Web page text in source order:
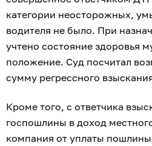
категории неосторожных,
водителя не было. При
учтено состояние здоровья
положение. Суд посчитал
сумму регрессного
Кроме того, с ответчика
госпошлины в доход
компания от уплаты